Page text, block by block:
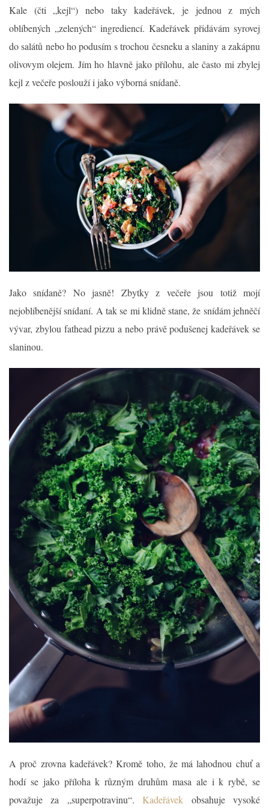
Kale (čti „kejl“) nebo taky kadeřávek, je jednou z mých
oblíbených „zelených“ ingrediencí. Kadeřávek přidávám syrovej
do salátů nebo ho podusím s trochou česneku a slaniny a zakápnu
olivovym olejem. Jím ho hlavně jako přílohu, ale často mi zbylej
kejl z večeře poslouží i jako výborná snídaně.
Jako snídaně? No jasně! Zbytky z večeře jsou totiž mojí
nejoblíbenější snídaní. A tak se mi klidně stane, že snídám jehněčí
vývar, zbylou fathead pizzu a nebo právě podušenej kadeřávek se
slaninou.
A proč zrovna kadeřávek? Kromě toho, že má lahodnou chuť a
hodí se jako příloha k různým druhům masa ale i k rybě, se
považuje za „superpotravinu“. Kadeřávek obsahuje vysoké